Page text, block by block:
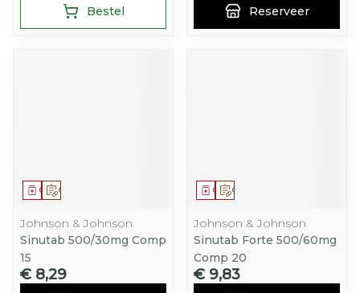
Bestel Reserveer
Op voorschrift
Geneesmiddel
Johnson & Johnson
Sinutab 500/30mg Comp
15
€ 8,29
Op voorschrift
Geneesmiddel
Johnson & Johnson
Sinutab Forte 500/60mg
Comp 20
€ 9,83